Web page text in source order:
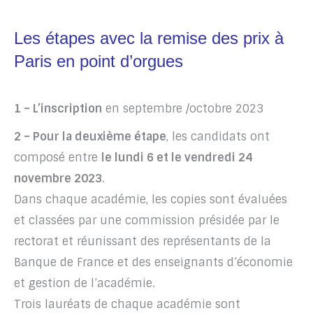
Les étapes avec la remise des prix à
Paris en point d’orgues
1 – L’inscription en septembre /octobre 2023
2 – Pour la deuxième étape, les candidats ont
composé entre le lundi 6 et le vendredi 24
novembre 2023.
Dans chaque académie, les copies sont évaluées
et classées par une commission présidée par le
rectorat et réunissant des représentants de la
Banque de France et des enseignants d’économie
et gestion de l’académie.
Trois lauréats de chaque académie sont